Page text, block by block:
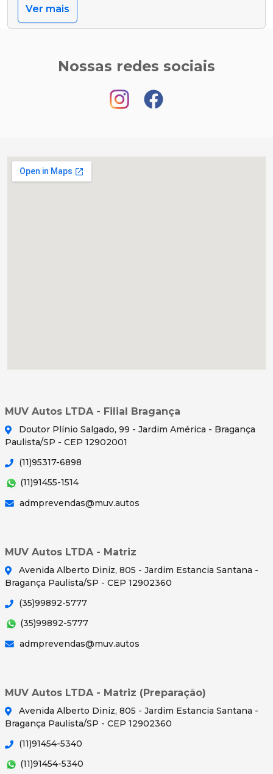
Ver mais
Nossas redes sociais
MUV Autos LTDA - Filial Bragança
Doutor Plínio Salgado, 99 - Jardim América - Bragança
Paulista/SP - CEP 12902001
(11)95317-6898
(11)91455-1514
admprevendas@muv.autos
MUV Autos LTDA - Matriz
Avenida Alberto Diniz, 805 - Jardim Estancia Santana -
Bragança Paulista/SP - CEP 12902360
(35)99892-5777
(35)99892-5777
admprevendas@muv.autos
MUV Autos LTDA - Matriz (Preparação)
Avenida Alberto Diniz, 805 - Jardim Estancia Santana -
Bragança Paulista/SP - CEP 12902360
(11)91454-5340
(11)91454-5340